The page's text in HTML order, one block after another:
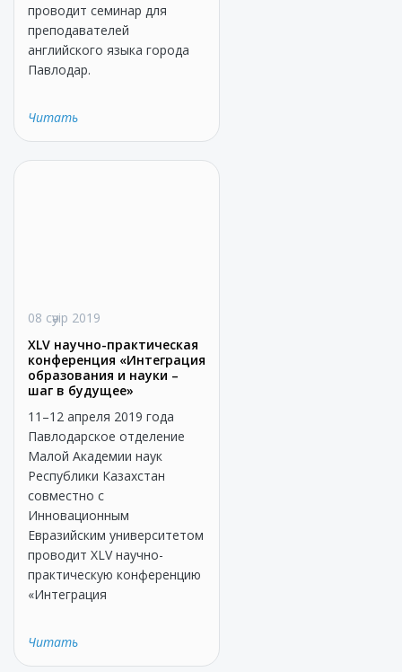
проводит семинар для
преподавателей
английского языка города
Павлодар.
Читать
08 сәуір 2019
XLV научно-практическая
конференция «Интеграция
образования и науки –
шаг в будущее»
11–12 апреля 2019 года
Павлодарское отделение
Малой Академии наук
Республики Казахстан
совместно с
Инновационным
Евразийским университетом
проводит XLV научно-
практическую конференцию
«Интеграция
Читать